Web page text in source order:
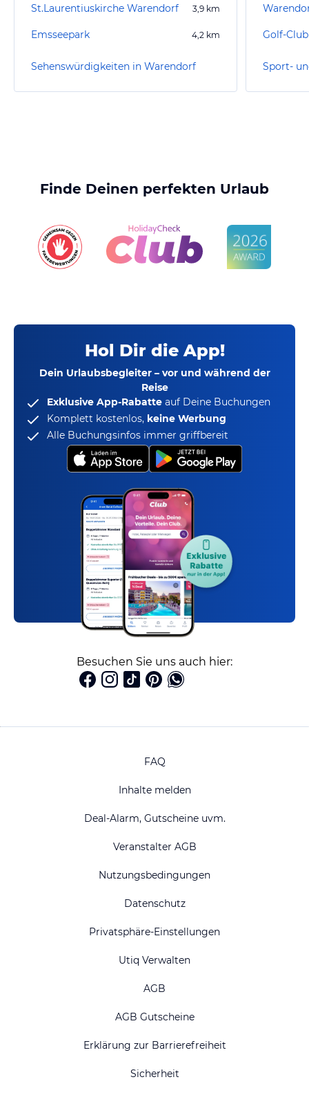
St.Laurentiuskirche Warendorf 3,9 km
Emsseepark 4,2 km
Sehenswürdigkeiten in Warendorf
Golf-
Finde Deinen perfekten Urlaub
Hol Dir die App!
Dein Urlaubsbegleiter – vor und während der
Reise
Exklusive App-Rabatte auf Deine Buchungen
Komplett kostenlos, keine Werbung
Alle Buchungsinfos immer griffbereit
Besuchen Sie uns auch hier:
FAQ
Inhalte melden
Deal-Alarm, Gutscheine uvm.
Veranstalter AGB
Nutzungsbedingungen
Datenschutz
Privatsphäre-Einstellungen
Utiq Verwalten
AGB
AGB Gutscheine
Erklärung zur Barrierefreiheit
Sicherheit